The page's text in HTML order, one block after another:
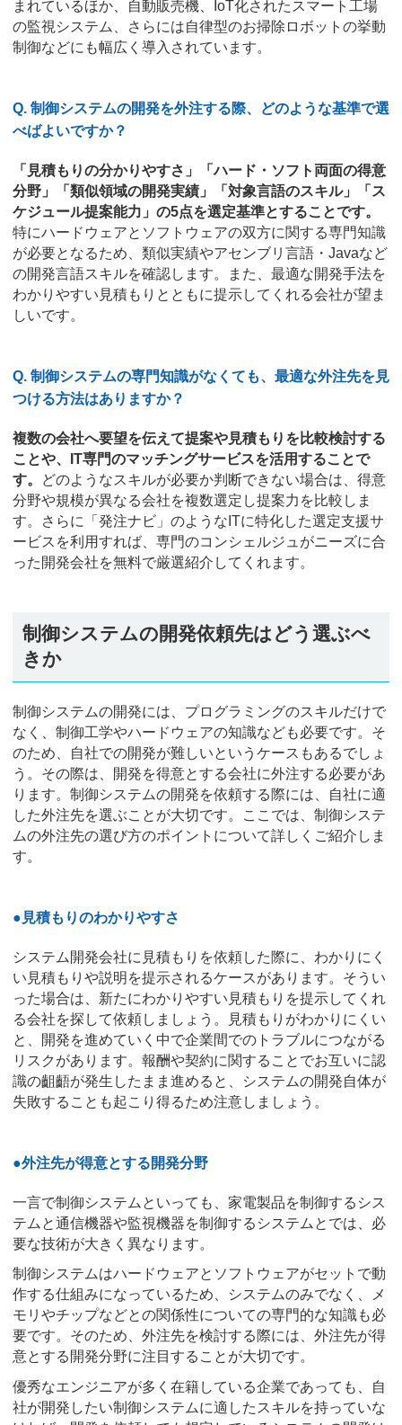
まれているほか、自動販売機、IoT化されたスマート工場
の監視システム、さらには自律型のお掃除ロボットの挙動
制御などにも幅広く導入されています。
Q. 制御システムの開発を外注する際、どのような基準で選
べばよいですか？
「見積もりの分かりやすさ」「ハード・ソフト両面の得意
分野」「類似領域の開発実績」「対象言語のスキル」「ス
ケジュール提案能力」の5点を選定基準とすることです。
特にハードウェアとソフトウェアの双方に関する専門知識
が必要となるため、類似実績やアセンブリ言語・Javaなど
の開発言語スキルを確認します。また、最適な開発手法を
わかりやすい見積もりとともに提示してくれる会社が望ま
しいです。
Q. 制御システムの専門知識がなくても、最適な外注先を見
つける方法はありますか？
複数の会社へ要望を伝えて提案や見積もりを比較検討する
ことや、IT専門のマッチングサービスを活用することで
す。
どのようなスキルが必要か判断できない場合は、得意
分野や規模が異なる会社を複数選定し提案力を比較しま
す。さらに「発注ナビ」のようなITに特化した選定支援サ
ービスを利用すれば、専門のコンシェルジュがニーズに合
った開発会社を無料で厳選紹介してくれます。
制御システムの開発依頼先はどう選ぶべ
きか
制御システムの開発には、プログラミングのスキルだけで
なく、制御工学やハードウェアの知識なども必要です。そ
のため、自社での開発が難しいというケースもあるでしょ
う。その際は、開発を得意とする会社に外注する必要があ
ります。制御システムの開発を依頼する際には、自社に適
した外注先を選ぶことが大切です。ここでは、制御システ
ムの外注先の選び方のポイントについて詳しくご紹介しま
す。
●見積もりのわかりやすさ
システム開発会社に見積もりを依頼した際に、わかりにく
い見積もりや説明を提示されるケースがあります。そうい
った場合は、新たにわかりやすい見積もりを提示してくれ
る会社を探して依頼しましょう。見積もりがわかりにくい
と、開発を進めていく中で企業間でのトラブルにつながる
リスクがあります。報酬や契約に関することでお互いに認
識の齟齬が発生したまま進めると、システムの開発自体が
失敗することも起こり得るため注意しましょう。
●外注先が得意とする開発分野
一言で制御システムといっても、家電製品を制御するシス
テムと通信機器や監視機器を制御するシステムとでは、必
要な技術が大きく異なります。
制御システムはハードウェアとソフトウェアがセットで動
作する仕組みになっているため、システムのみでなく、メ
モリやチップなどとの関係性についての専門的な知識も必
要です。そのため、外注先を検討する際には、外注先が得
意とする開発分野に注目することが大切です。
優秀なエンジニアが多く在籍している企業であっても、自
社が開発したい制御システムに適したスキルを持っていな